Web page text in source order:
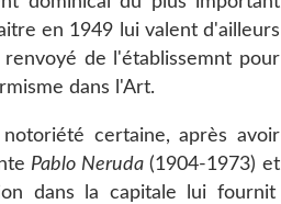
en 1949 lui valent d'ailleurs
de l'établissemnt pour
dans l'Art.
certaine, après avoir
Pablo Neruda(1904-1973) et
dans la capitale lui fournit